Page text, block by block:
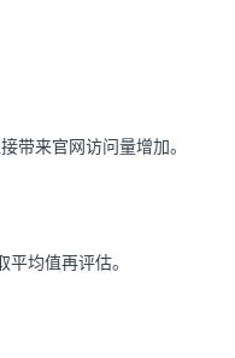
带来官网访问量增加。
均值再评估。